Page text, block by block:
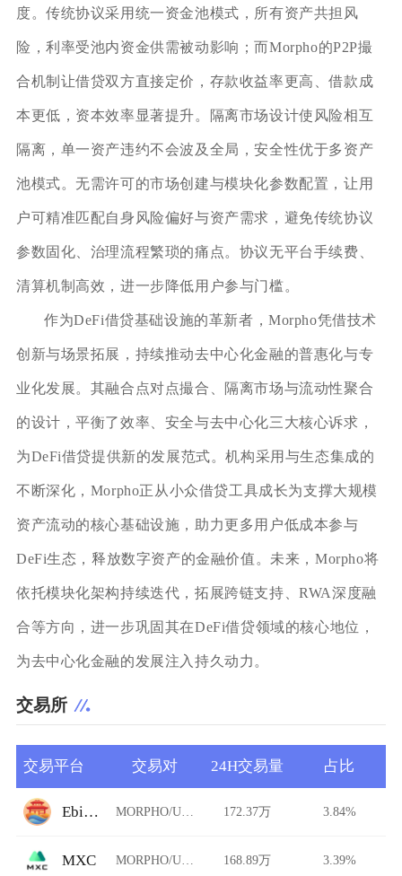
度。传统协议采用统一资金池模式，所有资产共担风
险，利率受池内资金供需被动影响；而Morpho的P2P撮
合机制让借贷双方直接定价，存款收益率更高、借款成
本更低，资本效率显著提升。隔离市场设计使风险相互
隔离，单一资产违约不会波及全局，安全性优于多资产
池模式。无需许可的市场创建与模块化参数配置，让用
户可精准匹配自身风险偏好与资产需求，避免传统协议
参数固化、治理流程繁琐的痛点。协议无平台手续费、
清算机制高效，进一步降低用户参与门槛。
作为DeFi借贷基础设施的革新者，Morpho凭借技术
创新与场景拓展，持续推动去中心化金融的普惠化与专
业化发展。其融合点对点撮合、隔离市场与流动性聚合
的设计，平衡了效率、安全与去中心化三大核心诉求，
为DeFi借贷提供新的发展范式。机构采用与生态集成的
不断深化，Morpho正从小众借贷工具成长为支撑大规模
资产流动的核心基础设施，助力更多用户低成本参与
DeFi生态，释放数字资产的金融价值。未来，Morpho将
依托模块化架构持续迭代，拓展跨链支持、RWA深度融
合等方向，进一步巩固其在DeFi借贷领域的核心地位，
为去中心化金融的发展注入持久动力。
交易所
交易平台 交易对 24H交易量 占比
Ebisu's Bay MORPHO/USDT 172.37万 3.84%
MXC MORPHO/USDT 168.89万 3.39%